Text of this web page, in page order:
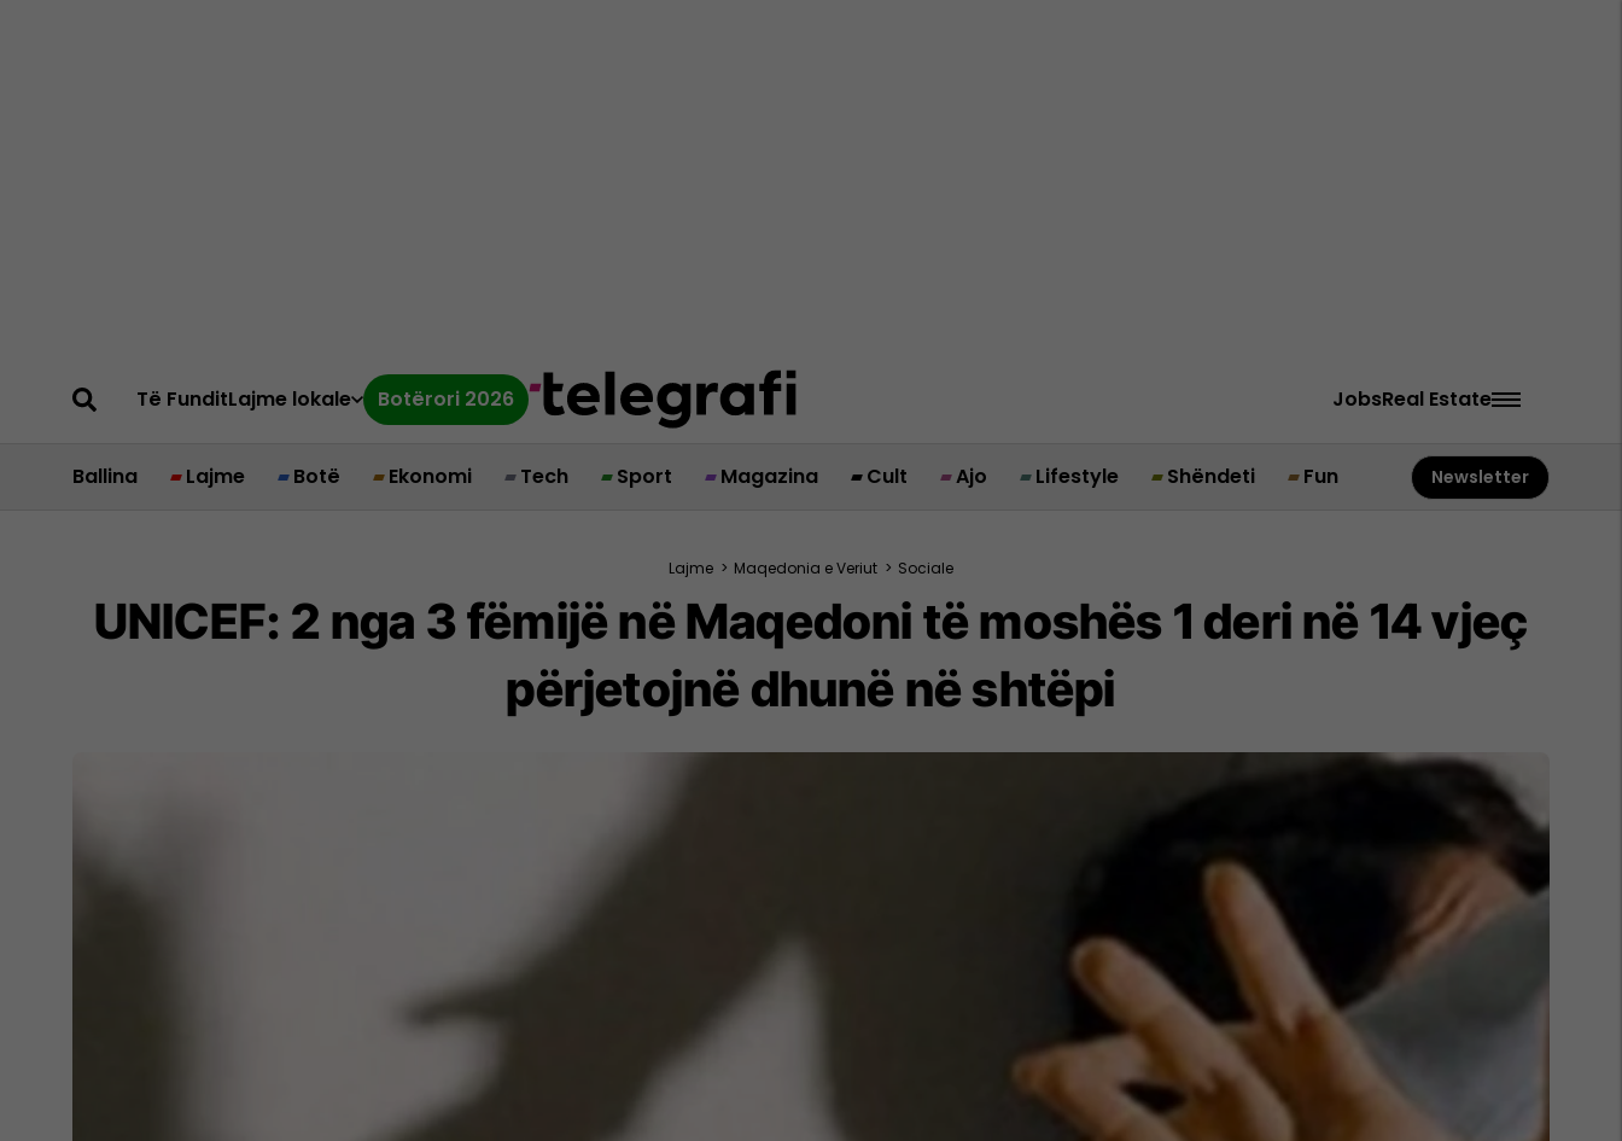
Të FunditLajme lokale Botërori 2026 JobsReal Estate
Ballina Lajme Botë Ekonomi Tech Sport Magazina Cult Ajo Lifestyle Shëndeti Fun Newsletter
Lajme > Maqedonia e Veriut > Sociale
UNICEF: 2 nga 3 fëmijë në Maqedoni të moshës 1 deri në 14 vjeç
përjetojnë dhunë në shtëpi